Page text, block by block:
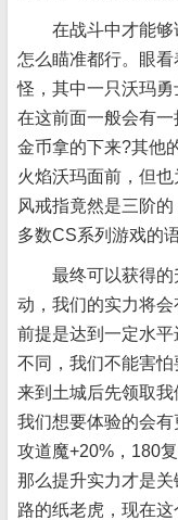
在战斗中才能够
怎么瞄准都行。眼
怪，其中一只沃玛勇
在这前面一般会有
金币拿的下来?其他
火焰沃玛面前，但
风戒指竟然是三阶
多数CS系列游戏的
最终可以获得的
动，我们的实力将
前提是达到一定水
不同，我们不能害怕
来到土城后先领取
我们想要体验的会
攻道魔+20%，180
那么提升实力才是
路的纸老虎，现在